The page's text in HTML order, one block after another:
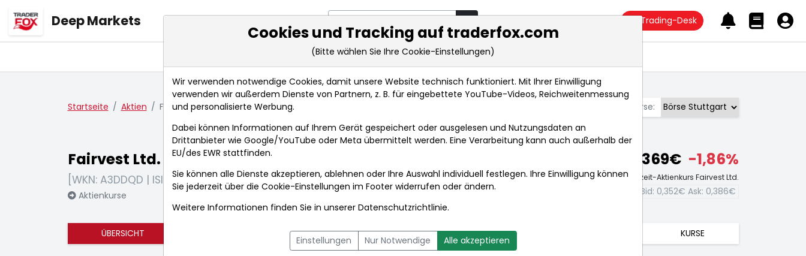
Deep Markets Trading-Desk
Markt-Analysen Market Tools Realtimekurse Nachrichten
Startseite Aktien Fairvest Ltd. Börse:
Fairvest Ltd.
[WKN: A3DDQD | ISIN: ZAE000304796]
Aktienkurse
0,369€ -1,86%
Echtzeit-Aktienkurs Fairvest Ltd.
Bid: 0,352€ Ask: 0,386€
ÜBERSICHT NACHRICHTEN CHARTTOOL KURSE
Cookies und Tracking auf traderfox.com
(Bitte wählen Sie Ihre Cookie-Einstellungen)
Wir verwenden notwendige Cookies, damit unsere Website technisch funktioniert. Mit Ihrer Einwilligung
verwenden wir außerdem Dienste von Partnern, z. B. für eingebettete YouTube-Videos, Reichweitenmessung
und personalisierte Werbung.
Dabei können Informationen auf Ihrem Gerät gespeichert oder ausgelesen und Nutzungsdaten an
Drittanbieter wie Google/YouTube oder Meta übermittelt werden. Eine Verarbeitung kann auch außerhalb der
EU/des EWR stattfinden.
Sie können alle Dienste akzeptieren, ablehnen oder Ihre Auswahl individuell festlegen. Ihre Einwilligung können
Sie jederzeit über die Cookie-Einstellungen im Footer widerrufen oder ändern.
Weitere Informationen finden Sie in unserer Datenschutzrichtlinie.
Einstellungen Nur Notwendige Alle akzeptieren